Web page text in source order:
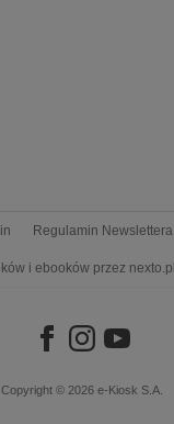
Regulamin Newslettera
i ebooków przez nexto.pl
Copyright © 2026 e-Kiosk S.A.